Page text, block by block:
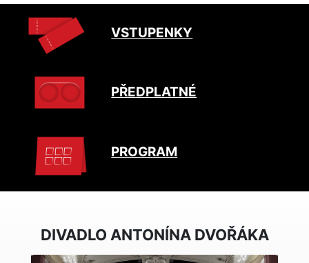
VSTUPENKY
PŘEDPLATNÉ
PROGRAM
DIVADLO ANTONÍNA DVOŘÁKA